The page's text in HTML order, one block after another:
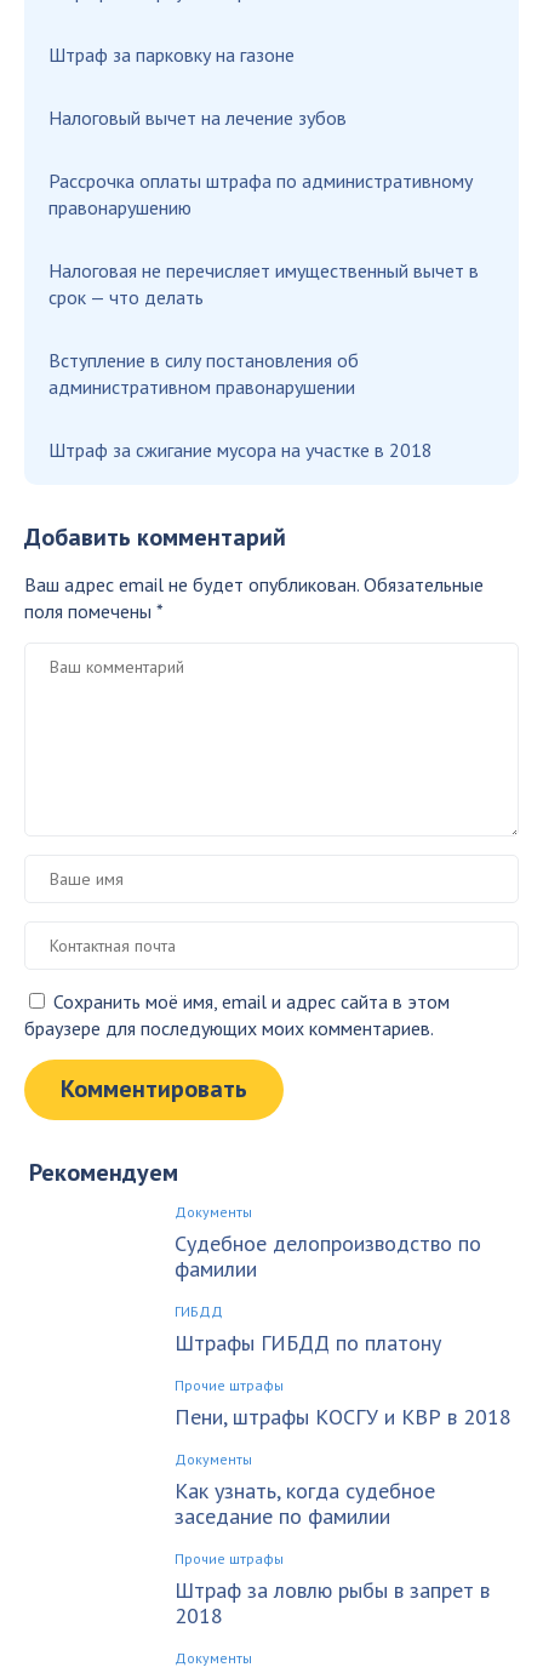
Штраф за парковку на газоне
Налоговый вычет на лечение зубов
Рассрочка оплаты штрафа по административному
правонарушению
Налоговая не перечисляет имущественный вычет в
срок — что делать
Вступление в силу постановления об
административном правонарушении
Штраф за сжигание мусора на участке в 2018
Добавить комментарий
Ваш адрес email не будет опубликован. Обязательные
поля помечены *
Сохранить моё имя, email и адрес сайта в этом
браузере для последующих моих комментариев.
Рекомендуем
Документы
Судебное делопроизводство по
фамилии
ГИБДД
Штрафы ГИБДД по платону
Прочие штрафы
Пени, штрафы КОСГУ и КВР в 2018
Документы
Как узнать, когда судебное
заседание по фамилии
Прочие штрафы
Штраф за ловлю рыбы в запрет в
2018
Документы